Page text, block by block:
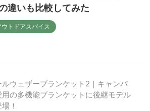
違いも比較してみた
ウトドアスパイス
ルウェザーブランケット2｜キャンパ
用の多機能ブランケットに後継モデル
！